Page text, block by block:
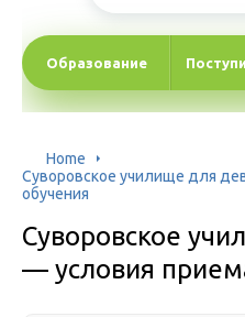
Образование
Home
Суворовское училище для
обучения
Суворовское
— условия